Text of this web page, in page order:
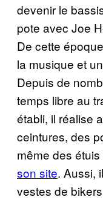
devenir le
pote avec Joe
De cette
la musique et
Depuis de
temps libre au
établi, il réalise
ceintures, des
même des
son site. Aussi,
vestes de